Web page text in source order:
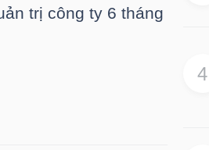
trị công ty 6 tháng
4